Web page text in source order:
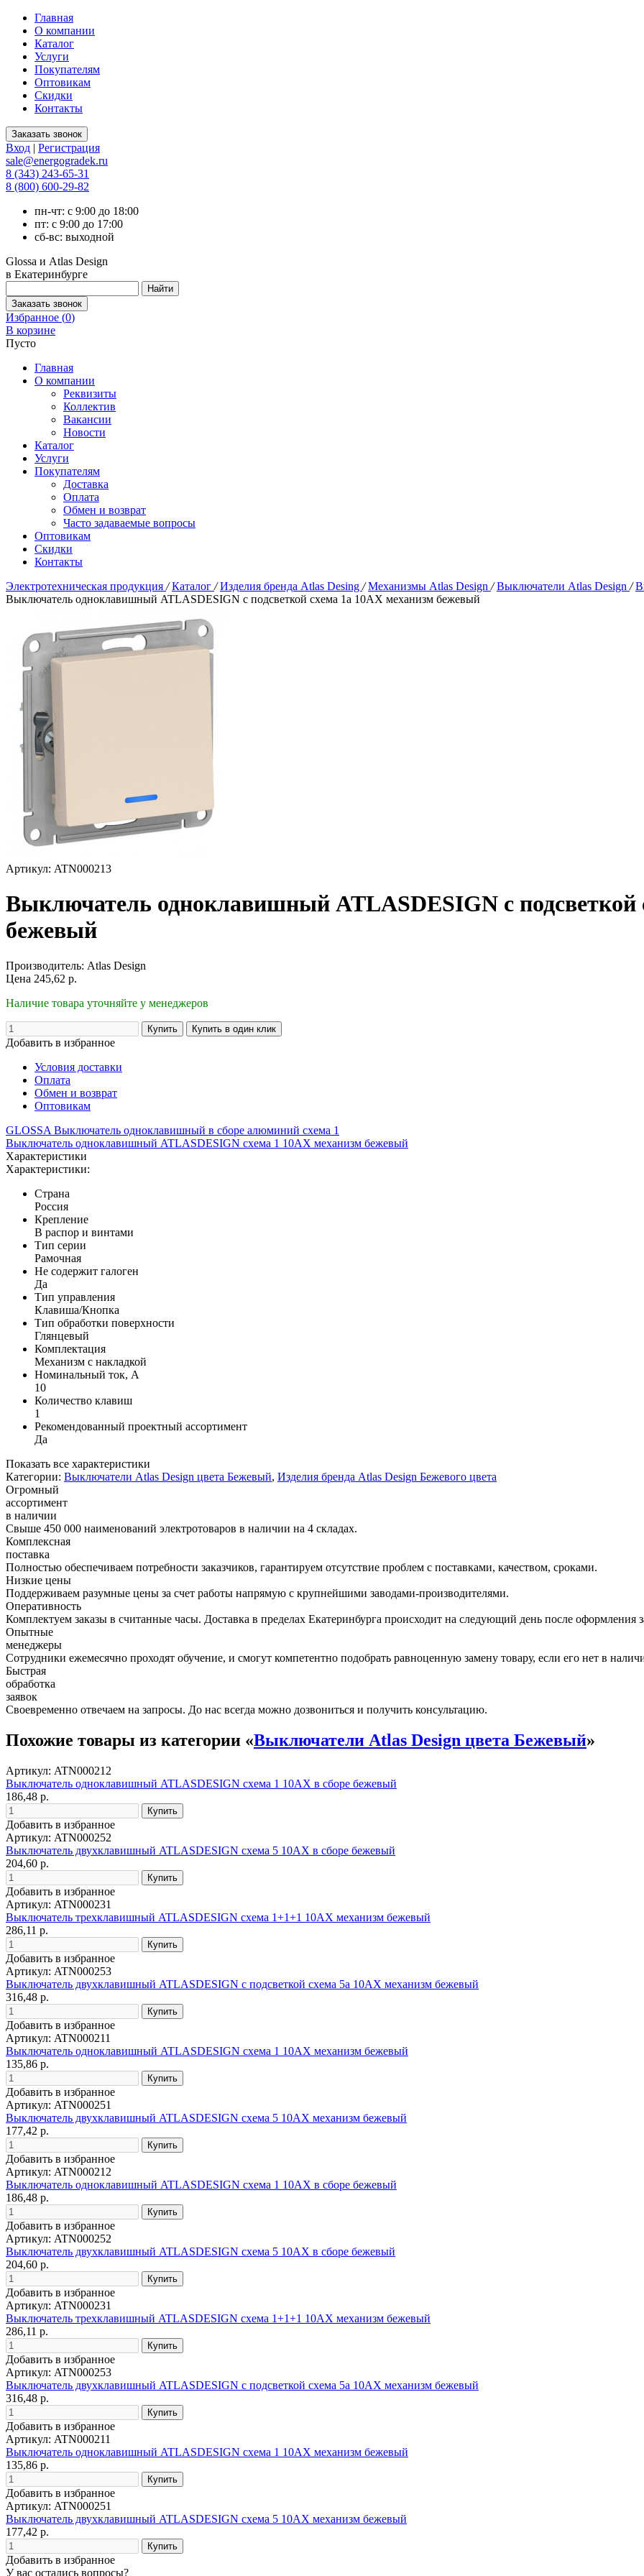
Главная
О компании
Каталог
Услуги
Покупателям
Оптовикам
Скидки
Контакты
Вход | Регистрация
sale@energogradek.ru
8 (343) 243-65-31
8 (800) 600-29-82
пн-чт: с 9:00 до 18:00
пт: с 9:00 до 17:00
сб-вс: выходной
Glossa и Atlas Design
в Екатеринбурге
Избранное (0)
В корзине
Пусто
Главная
О компании
Реквизиты
Коллектив
Вакансии
Новости
Каталог
Услуги
Покупателям
Доставка
Оплата
Обмен и возврат
Часто задаваемые вопросы
Оптовикам
Скидки
Контакты
Электротехническая продукция / Каталог / Изделия бренда Atlas Desing / Механизмы Atlas Design / Выключатели Atlas Design /
Выключатель одноклавишный ATLASDESIGN с подсветкой схема 1а 10АХ механизм бежевый
Артикул: ATN000213
Выключатель одноклавишный ATLASDESIGN с подсветкой
бежевый
Производитель: Atlas Design
Цена 245,62 р.
Наличие товара уточняйте у менеджеров
Добавить в избранное
Условия доставки
Оплата
Обмен и возврат
Оптовикам
GLOSSA Выключатель одноклавишный в сборе алюминий схема 1
Выключатель одноклавишный ATLASDESIGN схема 1 10АХ механизм бежевый
Характеристики
Характеристики:
Страна
Россия
Крепление
В распор и винтами
Тип серии
Рамочная
Не содержит галоген
Да
Тип управления
Клавиша/Кнопка
Тип обработки поверхности
Глянцевый
Комплектация
Механизм с накладкой
Номинальный ток, А
10
Количество клавиш
1
Рекомендованный проектный ассортимент
Да
Показать все характеристики
Категории: Выключатели Atlas Design цвета Бежевый, Изделия бренда Atlas Design Бежевого цвета
Огромный
ассортимент
в наличии
Свыше 450 000 наименований электротоваров в наличии на 4 складах.
Комплексная
поставка
Полностью обеспечиваем потребности заказчиков, гарантируем отсутствие проблем с поставками, качеством, сроками.
Низкие цены
Поддерживаем разумные цены за счет работы напрямую с крупнейшими заводами-производителями.
Оперативность
Комплектуем заказы в считанные часы. Доставка в пределах Екатеринбурга происходит на следующий день после оформления
Опытные
менеджеры
Сотрудники ежемесячно проходят обучение, и смогут компетентно подобрать равноценную замену товару, если его нет в
Быстрая
обработка
заявок
Своевременно отвечаем на запросы. До нас всегда можно дозвониться и получить консультацию.
Похожие товары из категории «Выключатели Atlas Design цвета Бежевый»
Артикул: ATN000212
Выключатель одноклавишный ATLASDESIGN схема 1 10АХ в сборе бежевый
186,48 р.
Добавить в избранное
Артикул: ATN000252
Выключатель двухклавишный ATLASDESIGN схема 5 10АХ в сборе бежевый
204,60 р.
Добавить в избранное
Артикул: ATN000231
Выключатель трехклавишный ATLASDESIGN схема 1+1+1 10АХ механизм бежевый
286,11 р.
Добавить в избранное
Артикул: ATN000253
Выключатель двухклавишный ATLASDESIGN с подсветкой схема 5а 10АХ механизм бежевый
316,48 р.
Добавить в избранное
Артикул: ATN000211
Выключатель одноклавишный ATLASDESIGN схема 1 10АХ механизм бежевый
135,86 р.
Добавить в избранное
Артикул: ATN000251
Выключатель двухклавишный ATLASDESIGN схема 5 10АХ механизм бежевый
177,42 р.
Добавить в избранное
Артикул: ATN000212
Выключатель одноклавишный ATLASDESIGN схема 1 10АХ в сборе бежевый
186,48 р.
Добавить в избранное
Артикул: ATN000252
Выключатель двухклавишный ATLASDESIGN схема 5 10АХ в сборе бежевый
204,60 р.
Добавить в избранное
Артикул: ATN000231
Выключатель трехклавишный ATLASDESIGN схема 1+1+1 10АХ механизм бежевый
286,11 р.
Добавить в избранное
Артикул: ATN000253
Выключатель двухклавишный ATLASDESIGN с подсветкой схема 5а 10АХ механизм бежевый
316,48 р.
Добавить в избранное
Артикул: ATN000211
Выключатель одноклавишный ATLASDESIGN схема 1 10АХ механизм бежевый
135,86 р.
Добавить в избранное
Артикул: ATN000251
Выключатель двухклавишный ATLASDESIGN схема 5 10АХ механизм бежевый
177,42 р.
Добавить в избранное
У вас остались вопросы?